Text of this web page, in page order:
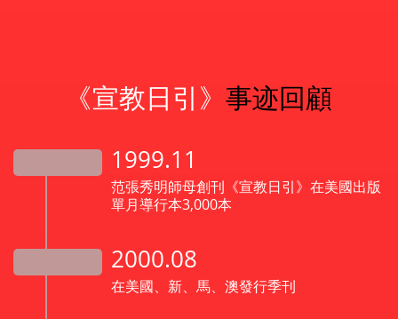
《宣教日引》事迹回顧
1999.11
范張秀明師母創刊《宣教日引》在美國出版
單月導行本3,000本
2000.08
在美國、新、馬、澳發行季刊